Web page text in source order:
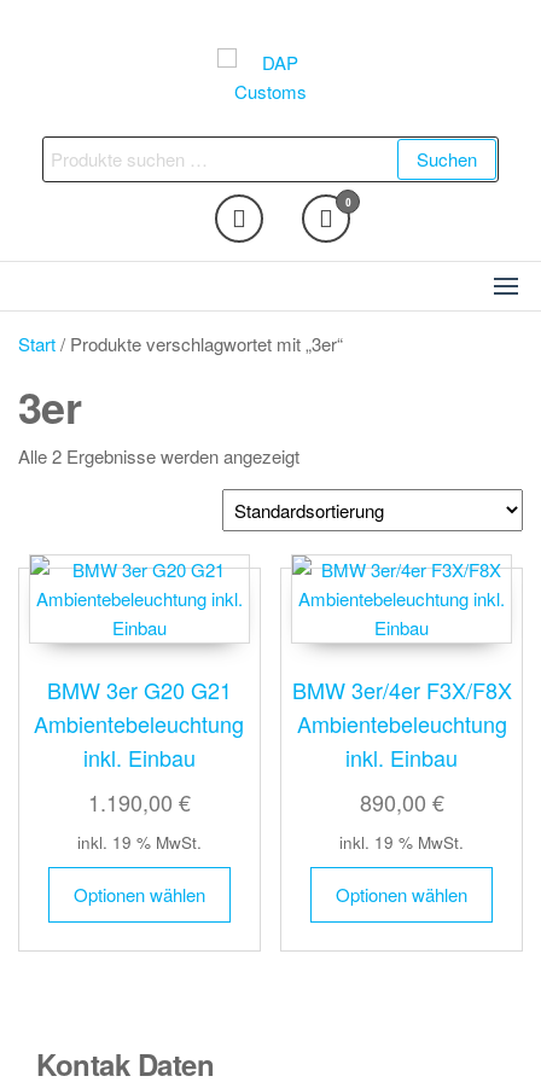
DAP Customs Ambientebeleuchtung,
Nachrüstungen und vieles
mehr
Suchen
nach:
Suchen
0
Start/ Produkte verschlagwortet mit „3er“
3er
Alle 2 Ergebnisse werden angezeigt
BMW 3er G20 G21
Ambientebeleuchtung
inkl. Einbau
1.190,00 €
inkl. 19 % MwSt.
Optionen wählen
BMW 3er/4er F3X/F8X
Ambientebeleuchtung
inkl. Einbau
890,00 €
inkl. 19 % MwSt.
Optionen wählen
Kontak Daten